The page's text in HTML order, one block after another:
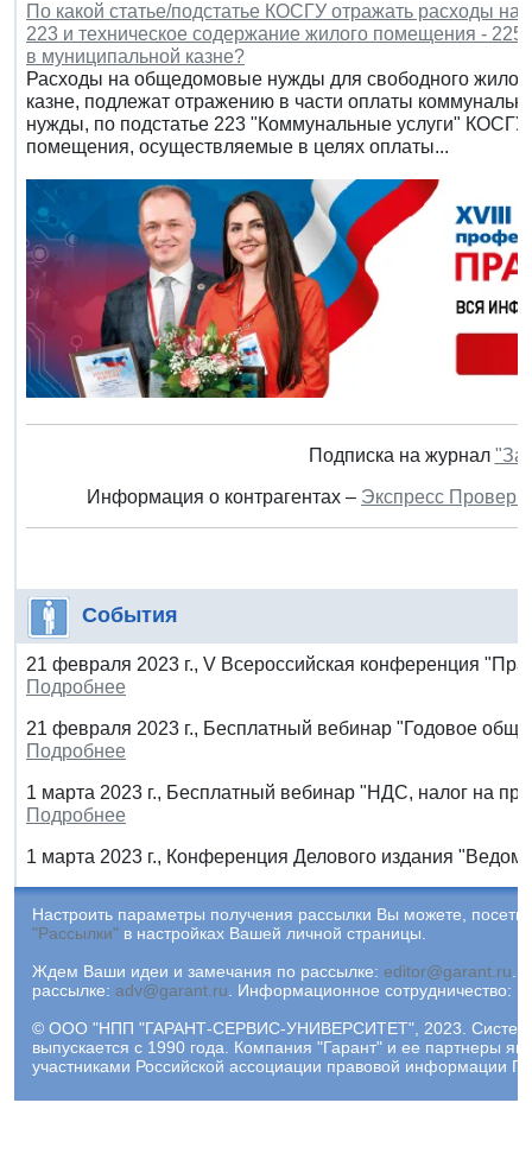
По какой статье/подстатье КОСГУ отражать расходы
223 и техническое содержание жилого помещения -
в муниципальной казне?
Расходы на общедомовые нужды для свободного
казне, подлежат отражению в части оплаты
нужды, по подстатье 223 "Коммунальные услуги"
помещения, осуществляемые в целях оплаты...
Подписка на журнал
Информация о контрагентах – Экспресс
События
21 февраля 2023 г., V Всероссийская конференция
Подробнее
21 февраля 2023 г., Бесплатный вебинар "Годовое
Подробнее
1 марта 2023 г., Бесплатный вебинар "НДС, налог на
Подробнее
1 марта 2023 г., Конференция Делового издания
Настроить параметры получения рассылки Вы можете,
"Рассылки" в настройках Вашей личной страницы.
Ждем Ваши идеи и замечания по рассылке: editor@garant.ru.
рассылке: adv@garant.ru. Информационное сотрудничество:
© ООО "НПП "ГАРАНТ-СЕРВИС-УНИВЕРСИТЕТ", 2023.
выпускается с 1990 года. Компания "Гарант" и ее партнеры
участниками Российской ассоциации правовой информации